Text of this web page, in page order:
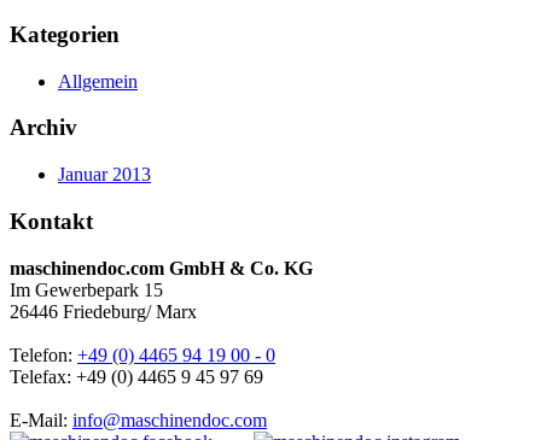
Kategorien
Allgemein
Archiv
Januar 2013
Kontakt
maschinendoc.com GmbH & Co. KG
Im Gewerbepark 15
26446 Friedeburg/ Marx
Telefon: +49 (0) 4465 94 19 00 - 0
Telefax: +49 (0) 4465 9 45 97 69
E-Mail: info@maschinendoc.com